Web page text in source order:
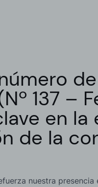
137 –
en la
de la
nuestra